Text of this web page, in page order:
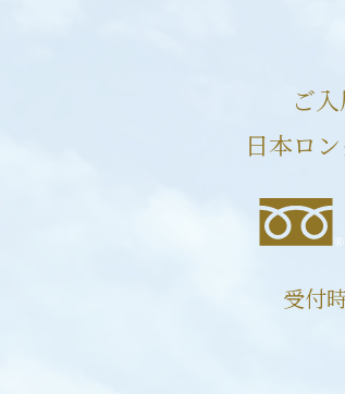
ご
日本ロ
受付